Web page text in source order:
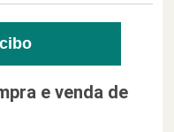
e venda de